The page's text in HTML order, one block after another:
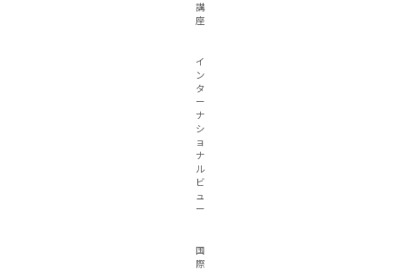
講
座
イ
ン
タ
ー
ナ
シ
ョ
ナ
ル
ビ
ュ
ー
国
際